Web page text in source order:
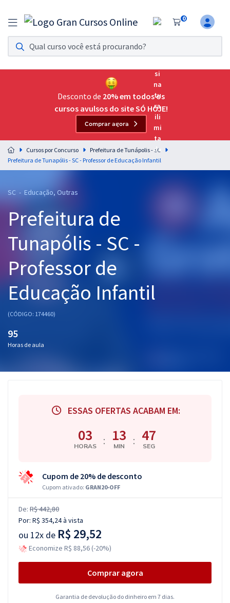
0
Assinatura Ilimitada 11
Acesso a todos os cursos. Teste grátis por 7 dias!
Assinatura OAB Até Passar
Acesso ilimitado a toda preparação para o Exame da
Residências Multiprofissionais
Preparação completa e intensiva para as principais
residências em saúde do Brasil
Cursos 20% OFF
Pós
Graduação
OAB
Questões grátis
Desconto de 20% em todos os
cursos avulsos do site SÓ HOJE!
Comprar agora
Cursos por Concurso
Prefeitura de Tunápolis - SC
Prefeitura de Tunapólis - SC - Professor de Educação Infantil
SC - Educação, Outras
Prefeitura de
Tunapólis - SC -
Professor de
Educação Infantil
(CÓDIGO: 174460)
95
Horas de aula
ESSAS OFERTAS ACABAM EM:
03
HORAS : 13
MIN : 46
SEG
Cupom de 20% de desconto
Cupom ativado: GRAN20-OFF
De: R$ 442,80
Por: R$ 354,24à vista
ou 12x de R$ 29,52
Economize R$ 88,56 (-20%)
Comprar agora
Garantia de devolução do dinheiro em 7 dias.